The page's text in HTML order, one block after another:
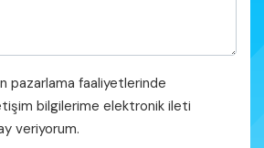
pazarlama faaliyetlerinde
bilgilerime elektronik ileti
veriyorum.